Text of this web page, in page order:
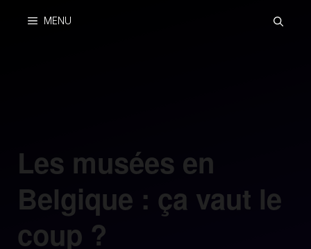
MENU
Les musées en
Belgique : ça vaut le
coup ?